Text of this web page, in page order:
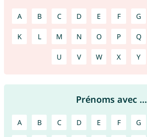
A B C D E F G
K L M N O P Q
U V W X Y
Prénoms avec ...
A B C D E F G